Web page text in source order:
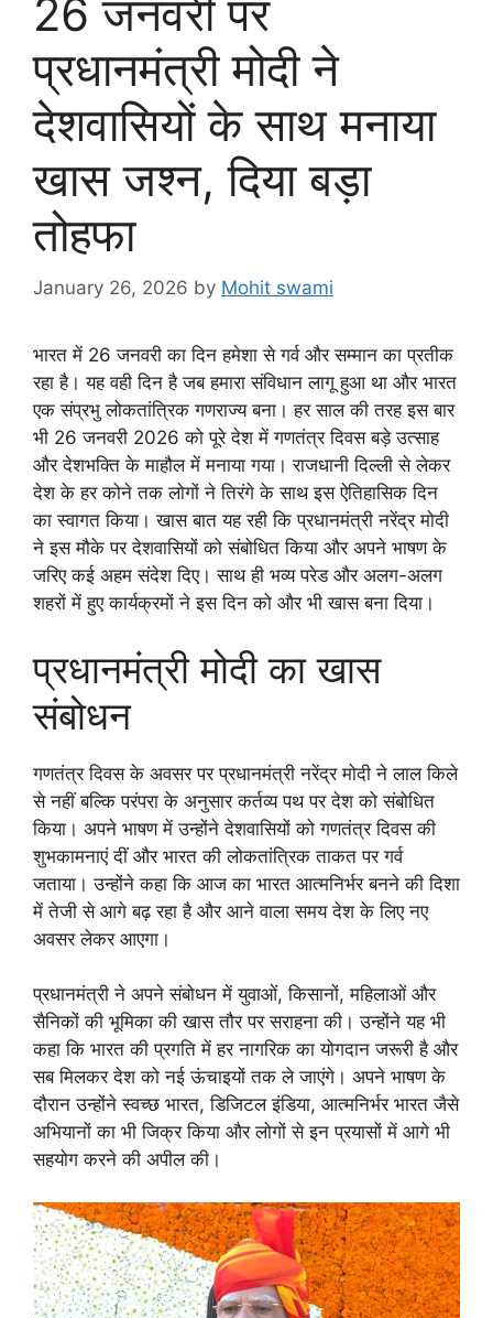
26 जनवरी पर
प्रधानमंत्री मोदी ने
देशवासियों के साथ मनाया
खास जश्न, दिया बड़ा
तोहफा
January 26, 2026 by Mohit swami
भारत में 26 जनवरी का दिन हमेशा से गर्व और सम्मान का प्रतीक
रहा है। यह वही दिन है जब हमारा संविधान लागू हुआ था और भारत
एक संप्रभु लोकतांत्रिक गणराज्य बना। हर साल की तरह इस बार
भी 26 जनवरी 2026 को पूरे देश में गणतंत्र दिवस बड़े उत्साह
और देशभक्ति के माहौल में मनाया गया। राजधानी दिल्ली से लेकर
देश के हर कोने तक लोगों ने तिरंगे के साथ इस ऐतिहासिक दिन
का स्वागत किया। खास बात यह रही कि प्रधानमंत्री नरेंद्र मोदी
ने इस मौके पर देशवासियों को संबोधित किया और अपने भाषण के
जरिए कई अहम संदेश दिए। साथ ही भव्य परेड और अलग-अलग
शहरों में हुए कार्यक्रमों ने इस दिन को और भी खास बना दिया।
प्रधानमंत्री मोदी का खास
संबोधन
गणतंत्र दिवस के अवसर पर प्रधानमंत्री नरेंद्र मोदी ने लाल किले
से नहीं बल्कि परंपरा के अनुसार कर्तव्य पथ पर देश को संबोधित
किया। अपने भाषण में उन्होंने देशवासियों को गणतंत्र दिवस की
शुभकामनाएं दीं और भारत की लोकतांत्रिक ताकत पर गर्व
जताया। उन्होंने कहा कि आज का भारत आत्मनिर्भर बनने की दिशा
में तेजी से आगे बढ़ रहा है और आने वाला समय देश के लिए नए
अवसर लेकर आएगा।
प्रधानमंत्री ने अपने संबोधन में युवाओं, किसानों, महिलाओं और
सैनिकों की भूमिका की खास तौर पर सराहना की। उन्होंने यह भी
कहा कि भारत की प्रगति में हर नागरिक का योगदान जरूरी है और
सब मिलकर देश को नई ऊंचाइयों तक ले जाएंगे। अपने भाषण के
दौरान उन्होंने स्वच्छ भारत, डिजिटल इंडिया, आत्मनिर्भर भारत जैसे
अभियानों का भी जिक्र किया और लोगों से इन प्रयासों में आगे भी
सहयोग करने की अपील की।